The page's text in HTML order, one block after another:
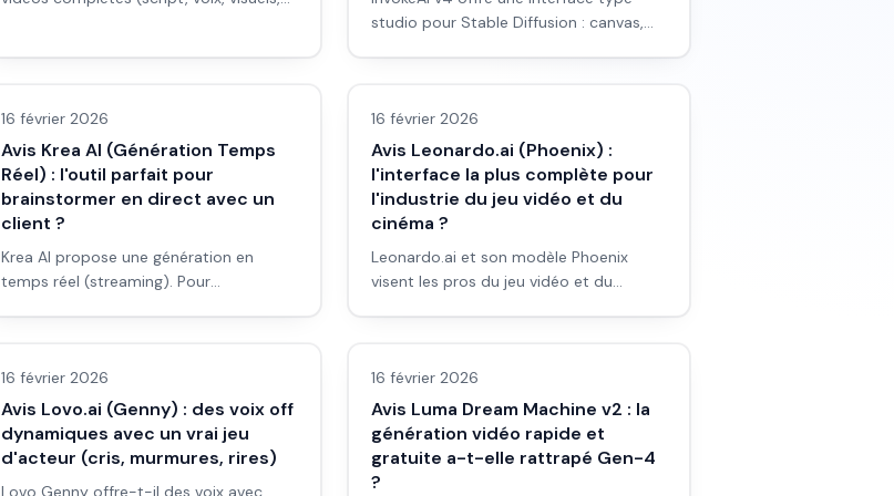
studio pour Stable Diffusion : canvas,
Avis outils/services
16 février 2026
Avis Krea AI (Génération Temps
Réel) : l'outil parfait pour
brainstormer en direct avec un
client ?
Krea AI propose une génération en
temps réel (streaming). Pour
Avis outils/services
16 février 2026
Avis Leonardo.ai (Phoenix) :
l'interface la plus complète pour
l'industrie du jeu vidéo et du
cinéma ?
Leonardo.ai et son modèle Phoenix
visent les pros du jeu vidéo et du
Avis outils/services
16 février 2026
Avis Lovo.ai (Genny) : des voix off
dynamiques avec un vrai jeu
d'acteur (cris, murmures, rires)
Lovo Genny offre-t-il des voix avec
Avis outils/services
16 février 2026
Avis Luma Dream Machine v2 : la
génération vidéo rapide et
gratuite a-t-elle rattrapé Gen-4
?